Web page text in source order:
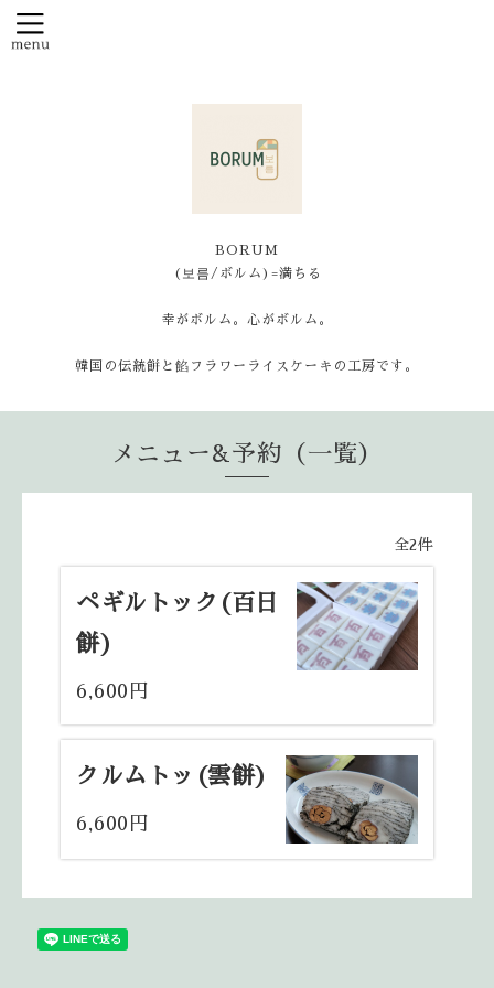
BORUM
(보름/ボルム)=満ちる
幸がボルム。心がボルム。
韓国の伝統餅と餡フラワーライスケーキの工房です。
メニュー&予約（一覧）
全2件
ペギルトック(百日
餅)
6,600円
クルムトッ(雲餅)
6,600円